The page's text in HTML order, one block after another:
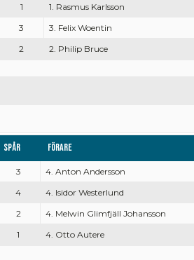
1
1. Rasmus Karlsson
3
3. Felix Woentin
2
2. Philip Bruce
Spår Förare
3
4. Anton Andersson
4
4. Isidor Westerlund
2
4. Melwin Glimfjäll Johansson
1
4. Otto Autere